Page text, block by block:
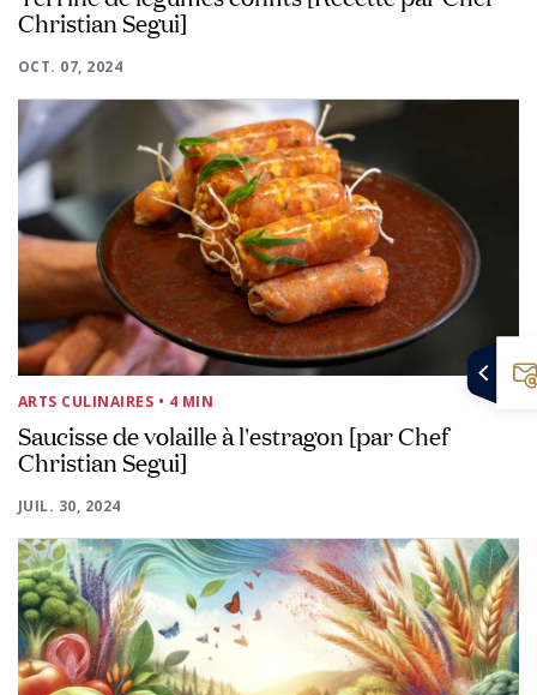
Christian Segui]
OCT. 07, 2024
ARTS CULINAIRES • 4 MIN
Saucisse de volaille à l'estragon [par Chef
Christian Segui]
JUIL. 30, 2024